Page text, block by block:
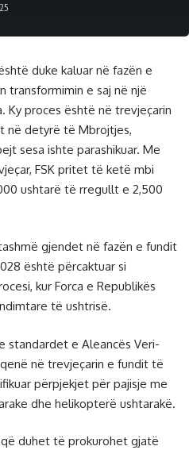
duke kaluar në fazën e
transformimin e saj në një
proces është në trevjeçarin
në detyrë të Mbrojtjes,
sesa ishte parashikuar. Me
FSK pritet të ketë mbi
ushtarë të rregullt e 2,500
gjendet në fazën e fundit
është përcaktuar si
kur Forca e Republikës
të ushtrisë.
standardet e Aleancës Veri-
në trevjeçarin e fundit të
përpjekjet për pajisje me
dhe helikopterë ushtarakë.
duhet të prokurohet gjatë